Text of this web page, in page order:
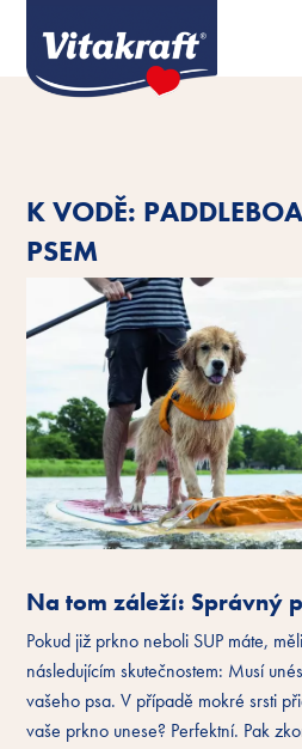
K VODĚ:
PSEM
Na tom záleží: Správný
Pokud již prkno neboli SUP máte,
následujícím skutečnostem: Musí
vašeho psa. V případě mokré srsti
vaše prkno unese? Perfektní. Pak